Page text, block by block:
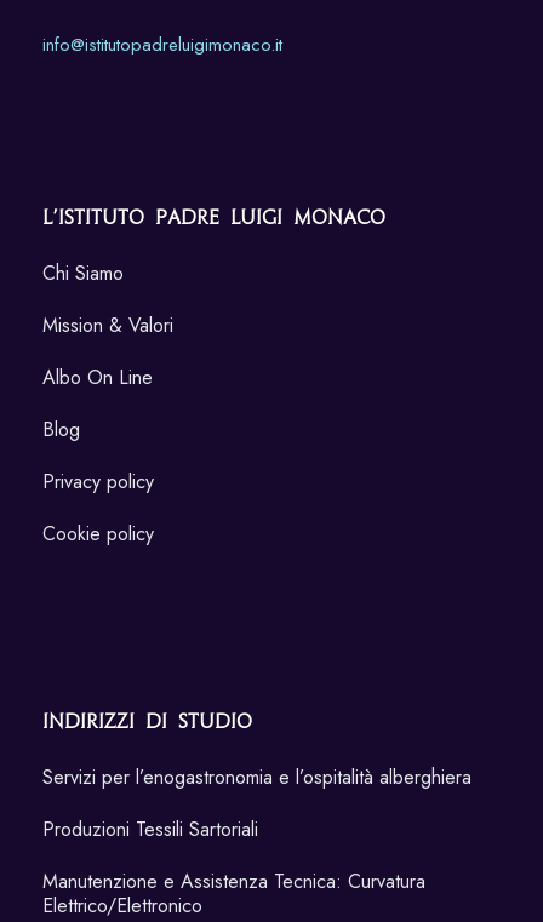
info@istitutopadreluigimonaco.it
L’Istituto Padre Luigi Monaco
Chi Siamo
Mission & Valori
Albo On Line
Blog
Privacy policy
Cookie policy
Indirizzi di Studio
Servizi per l’enogastronomia e l’ospitalità alberghiera
Produzioni Tessili Sartoriali
Manutenzione e Assistenza Tecnica: Curvatura
Elettrico/Elettronico